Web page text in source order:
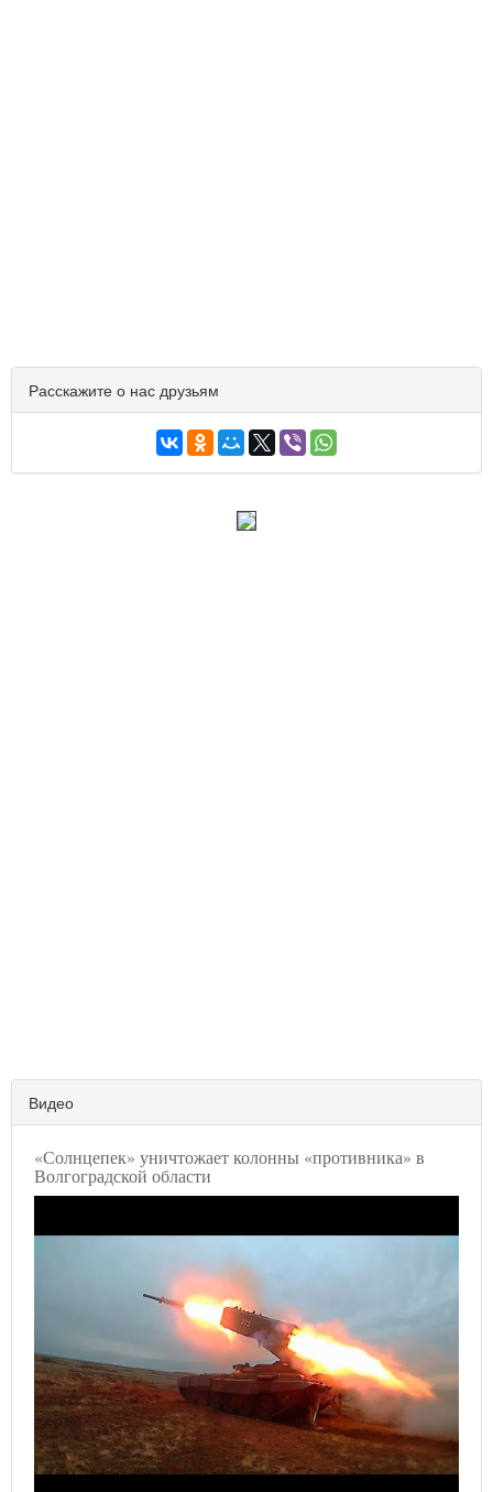
Расскажите о нас друзьям
Видео
«Солнцепек» уничтожает колонны «противника» в
Волгоградской области